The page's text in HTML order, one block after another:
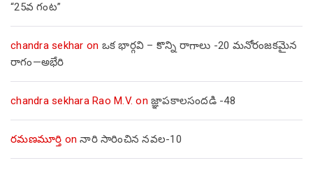
“25వ గంట”
chandra sekhar on ఒక భార్గవి – కొన్ని రాగాలు -20 మనోరంజకమైన
రాగం—అభేరి
chandra sekhara Rao M.V. on జ్ఞాపకాలసందడి -48
రమణమూర్తి onనారి సారించిన నవల-10